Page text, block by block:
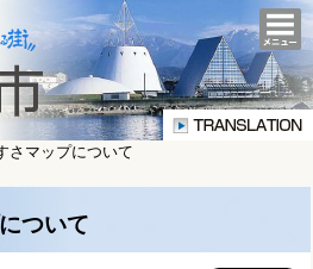
さマップについて
ついて